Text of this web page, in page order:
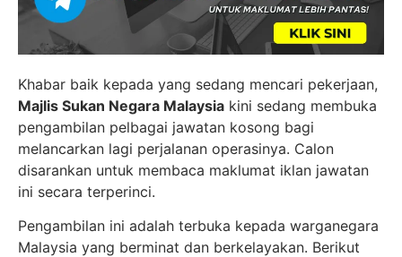
Khabar baik kepada yang sedang mencari pekerjaan,
Majlis Sukan Negara Malaysia kini sedang membuka
pengambilan pelbagai jawatan kosong bagi
melancarkan lagi perjalanan operasinya. Calon
disarankan untuk membaca maklumat iklan jawatan
ini secara terperinci.
Pengambilan ini adalah terbuka kepada warganegara
Malaysia yang berminat dan berkelayakan. Berikut